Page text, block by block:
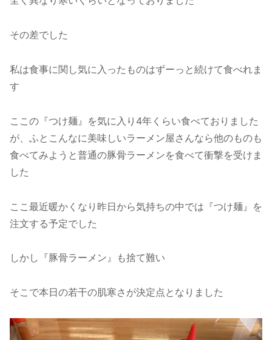
その差でした
私は食事に関し気に入ったものはずーっと続けて食べれま
す
ここの『つけ麺』を気に入り4年くらい食べておりました
が、ふとこんなに美味しいラーメン屋さんなら他のものも
食べてみようと普通の豚骨ラーメンを食べて衝撃を受けま
した
ここ最近暖かくなり昨日から気持ちの中では『つけ麺』を
注文する予定でした
しかし『豚骨ラーメン』も捨て難い
そこで本日の若干の肌寒さが決定点となりました